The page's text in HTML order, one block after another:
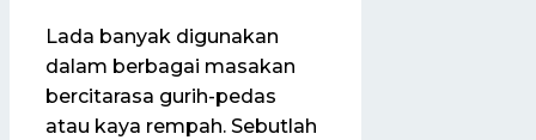
Lada banyak digunakan
dalam berbagai masakan
bercitarasa gurih-pedas
atau kaya rempah. Sebutlah